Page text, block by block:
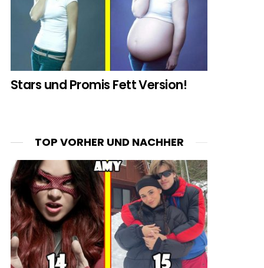
Stars und Promis Fett Version!
TOP VORHER UND NACHHER